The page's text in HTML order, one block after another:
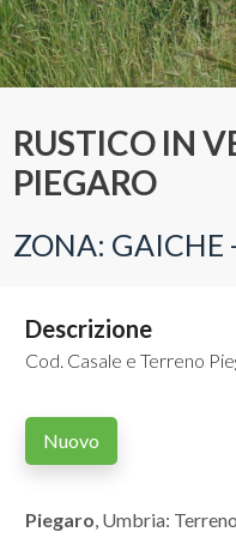
RUSTICO IN
PIEGARO
ZONA: GAICHE
Descrizione
Cod. Casale e Terreno
Nuovo
Piegaro, Umbria:
Provincia
Comune
Tipologia
-
Qualsiasi
Residenziali